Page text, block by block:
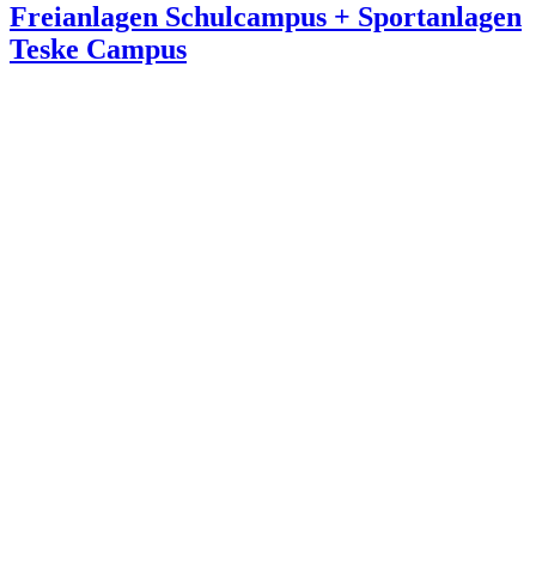
Freianlagen Schulcampus + Sportanlagen
Teske Campus